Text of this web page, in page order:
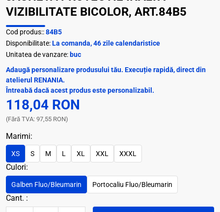
VIZIBILITATE BICOLOR, ART.84B5
Cod produs::84B5
Disponibilitate:La comanda, 46 zile calendaristice
Unitatea de vanzare: buc
Adaugă personalizare produsului tău. Execuție rapidă, direct din
atelierul RENANIA.
Întreabă dacă acest produs este personalizabil.
118,04 RON
(Fără TVA: 97,55 RON)
Marimi:
XS S M L XL XXL XXXL
Culori:
Galben Fluo/Bleumarin Portocaliu Fluo/Bleumarin
Cant. :